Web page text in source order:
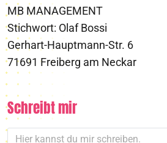
MB MANAGEMENT
Stichwort: Olaf Bossi
Gerhart-Hauptmann-Str. 6
71691 Freiberg am Neckar
Schreibt mir